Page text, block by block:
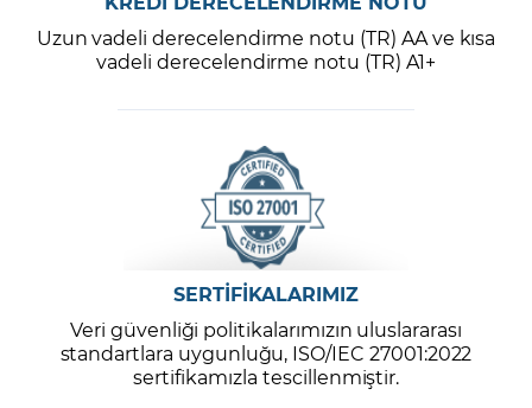
Uzun vadeli derecelendirme notu (TR) AA ve kısa
vadeli derecelendirme notu (TR) A1+
SERTİFİKALARIMIZ
Veri güvenliği politikalarımızın uluslararası
standartlara uygunluğu, ISO/IEC 27001:2022
sertifikamızla tescillenmiştir.